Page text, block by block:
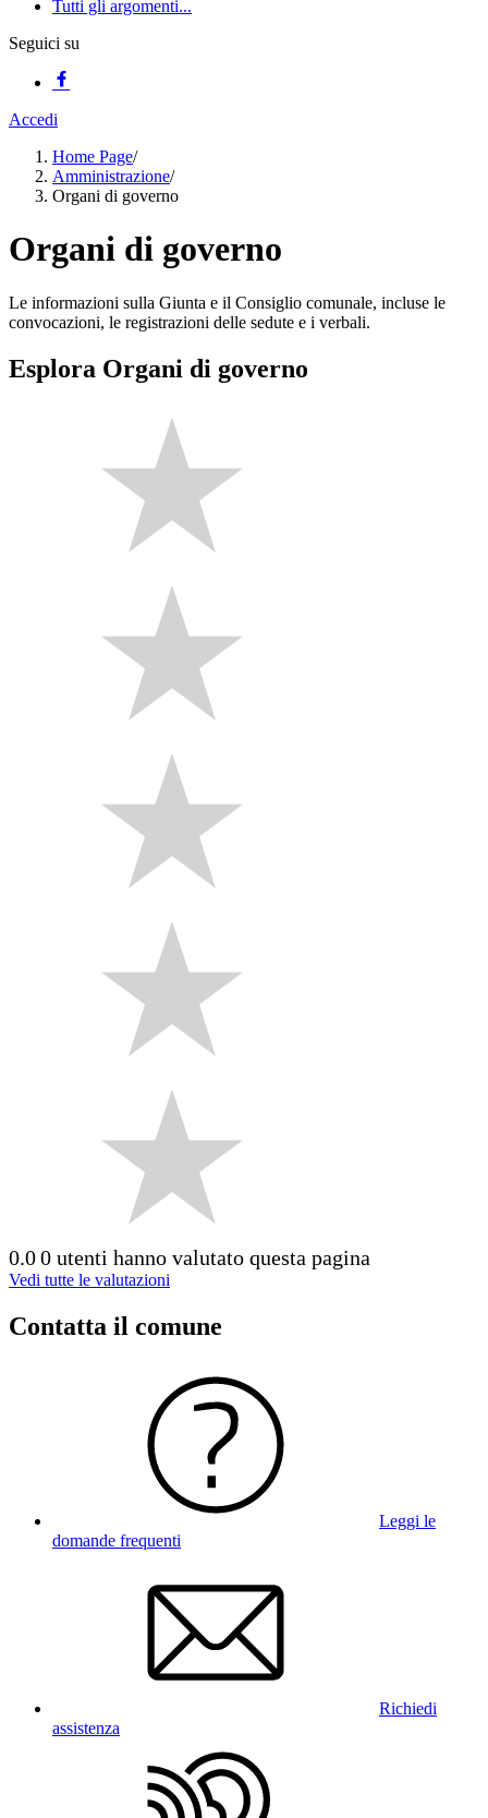
Tutti gli argomenti...
Seguici su
Accedi
Home Page/
Amministrazione/
Organi di governo
Organi di governo
Le informazioni sulla Giunta e il Consiglio comunale, incluse le
convocazioni, le registrazioni delle sedute e i verbali.
Esplora Organi di governo
0.00 utenti hanno valutato questa pagina
Vedi tutte le valutazioni
Contatta il comune
Leggi le
domande frequenti
Richiedi
assistenza